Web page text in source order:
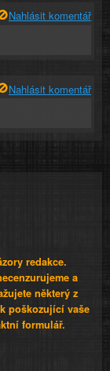
Nahlásit komentář
Nahlásit komentář
redakce.
a
některý z
poškozující vaše
formulář.